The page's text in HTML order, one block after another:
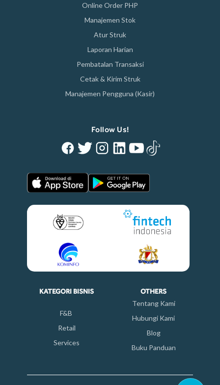
Online Order PHP
Manajemen Stok
Atur Struk
Laporan Harian
Pembatalan Transaksi
Cetak & Kirim Struk
Manajemen Pengguna (Kasir)
KATEGORI BISNIS
F&B
Retail
Services
OTHERS
Tentang Kami
Hubungi Kami
Blog
Buku Panduan
Follow Us!